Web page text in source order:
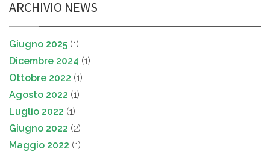
ARCHIVIO NEWS
Giugno 2025 (1)
Dicembre 2024 (1)
Ottobre 2022 (1)
Agosto 2022 (1)
Luglio 2022 (1)
Giugno 2022 (2)
Maggio 2022 (1)